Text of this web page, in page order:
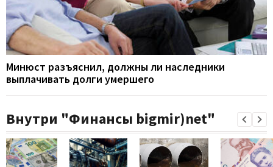
Минюст разъяснил, должны ли наследники
выплачивать долги умершего
Внутри "Финансы bigmir)net"